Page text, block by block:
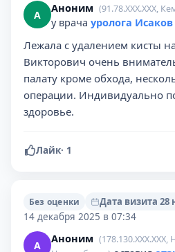
А Аноним (91.78.XXX.XXX,
у врача уролога
Лежала с удалением кисты
Викторович очень
палату кроме обхода,
операции. Индивидуально
здоровье.
Лайк· 1
Без оценки
Дата визита 28
14 декабря 2025 в 07:34
А Аноним